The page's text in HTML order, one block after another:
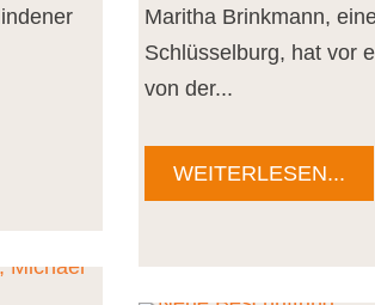
Maritha Brinkmann,
Schlüsselburg, hat vor
von der...
WEITERLESEN...